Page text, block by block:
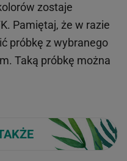
zostaje
Pamiętaj, że w razie
próbkę z wybranego
Taką próbkę można